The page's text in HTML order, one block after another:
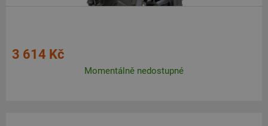
3 614 Kč
Momentálně nedostupné